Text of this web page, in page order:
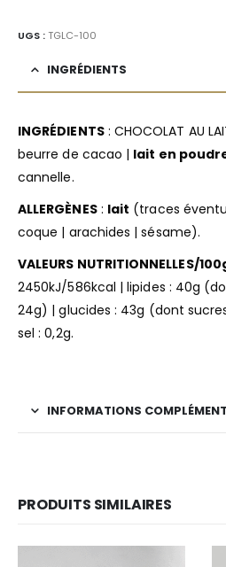
UGS :TGLC-100
INGRÉDIENTS
INGRÉDIENTS: CHOCOLAT AU
beurre de cacao | lait en
cannelle.
ALLERGÈNES: lait (traces
coque | arachides | sésame).
VALEURS NUTRITIONNELLES/
2450kJ/586kcal | lipides : 40g
24g) | glucides : 43g (dont
sel : 0,2g.
INFORMATIONS
PRODUITS SIMILAIRES